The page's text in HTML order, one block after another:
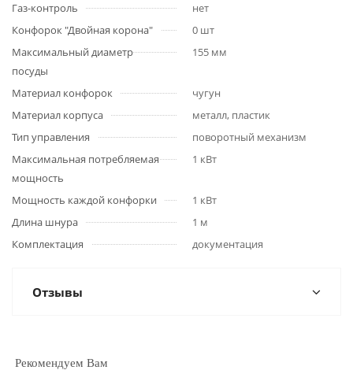
Газ-контроль
нет
Конфорок "Двойная корона"
0 шт
Максимальный диаметр
посуды
155 мм
Материал конфорок
чугун
Материал корпуса
металл, пластик
Тип управления
поворотный механизм
Максимальная потребляемая
мощность
1 кВт
Мощность каждой конфорки
1 кВт
Длина шнура
1 м
Комплектация
документация
Отзывы
Рекомендуем Вам